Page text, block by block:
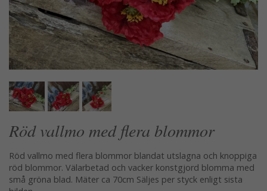
Röd vallmo med flera blommor
Röd vallmo med flera blommor blandat utslagna och knoppiga
röd blommor. Välarbetad och vacker konstgjord blomma med
små gröna blad. Mäter ca 70cm Säljes per styck enligt sista